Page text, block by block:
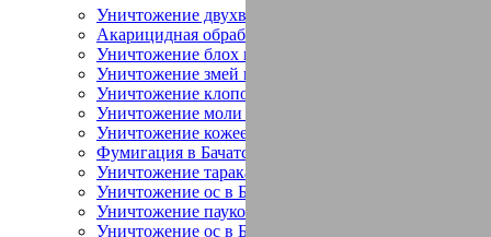
Уничтожение двухвостки в Бачатский
Акарицидная обработка в Бачатский
Уничтожение блох в Бачатский
Уничтожение змей в Бачатский
Уничтожение клопов в Бачатский
Уничтожение моли в Бачатский
Уничтожение кожееда в Бачатский
Фумигация в Бачатский
Уничтожение тараканов в Бачатский
Уничтожение ос в Бачатский
Уничтожение пауков в Бачатский
Уничтожение ос в Бачатский